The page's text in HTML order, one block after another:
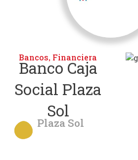
Bancos, Financiera
Banco Caja
Social Plaza
Sol
Plaza Sol